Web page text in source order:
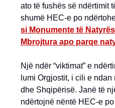
ato të fushës së ndërtimit
shumë HEC-e po
si Monumente të
Mbrojtura apo parqe
Një ndër “viktimat” e
lumi Orgjostit, i cili e
dhe Shqipërisë. Janë të
ndërtojnë nëntë HEC-e